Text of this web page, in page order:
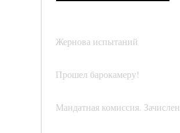
Жернова испытаний
Прошел барокамеру!
Мандатная комиссия. Зачислен